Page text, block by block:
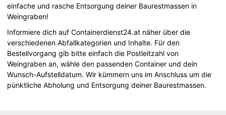
einfache und rasche Entsorgung deiner Baurestmassen in
Weingraben!
Informiere dich auf Containerdienst24.at näher über die
verschiedenen Abfallkategorien und Inhalte. Für den
Bestellvorgang gib bitte einfach die Postleitzahl von
Weingraben an, wähle den passenden Container und dein
Wunsch-Aufstelldatum. Wir kümmern uns im Anschluss um die
pünktliche Abholung und Entsorgung deiner Baurestmassen.